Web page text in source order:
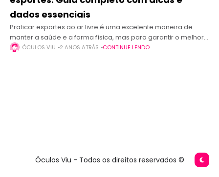
dados essenciais
Praticar esportes ao ar livre é uma excelente maneira de
manter a saúde e a forma física, mas para garantir o melhor
desempenho e segurança, a escolha dos óculos certos
ÓCULOS VIU 2 ANOS ATRÁS CONTINUE LENDO
Óculos Viu - Todos os direitos reservados ©